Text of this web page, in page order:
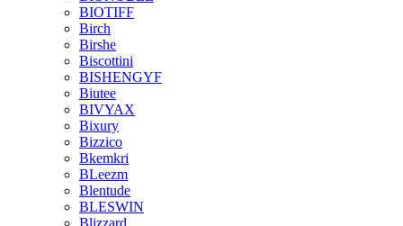
BIOTIFF
Birch
Birshe
Biscottini
BISHENGYF
Biutee
BIVYAX
Bixury
Bizzico
Bkemkri
BLeezm
Blentude
BLESWIN
Blizzard